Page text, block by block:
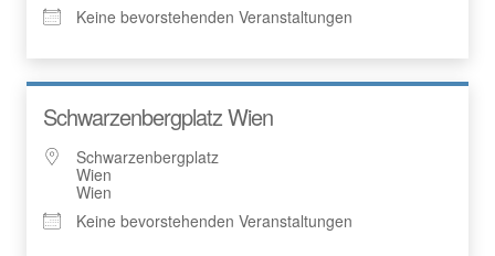
Keine bevorstehenden Veranstaltungen
Schwarzenbergplatz Wien
Schwarzenbergplatz
Wien
Wien
Keine bevorstehenden Veranstaltungen